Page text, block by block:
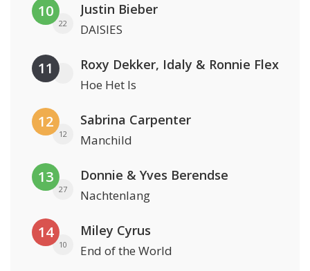
10
22
Justin Bieber
DAISIES
11 Roxy Dekker, Idaly & Ronnie Flex
Hoe Het Is
12
12
Sabrina Carpenter
Manchild
13
27
Donnie & Yves Berendse
Nachtenlang
14
10
Miley Cyrus
End of the World